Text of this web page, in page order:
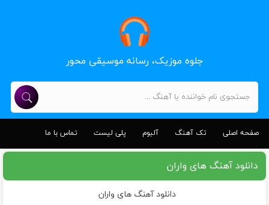
جلوه موزیک، رسانه موسیقی محور
صفحه اصلی تک آهنگ آلبوم پلی لیست تماس با ما
دانلود آهنگ های واران
دانلود آهنگ های واران